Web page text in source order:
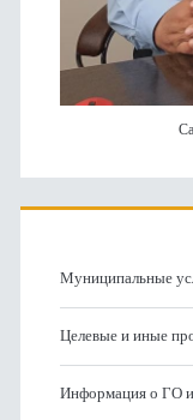
Муниципальные
Целевые и иные
Информация о ГО